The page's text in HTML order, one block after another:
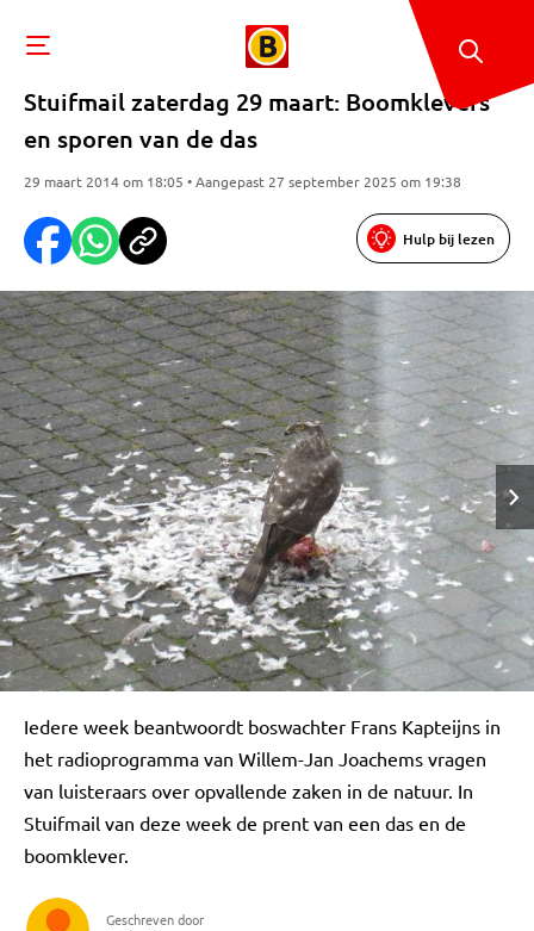
Stuifmail zaterdag 29 maart: Boomklevers
en sporen van de das
29 maart 2014 om 18:05 • Aangepast 27 september 2025 om 19:38
Hulp bij lezen
Iedere week beantwoordt boswachter Frans Kapteijns in
het radioprogramma van Willem-Jan Joachems vragen
van luisteraars over opvallende zaken in de natuur. In
Stuifmail van deze week de prent van een das en de
boomklever.
Geschreven door